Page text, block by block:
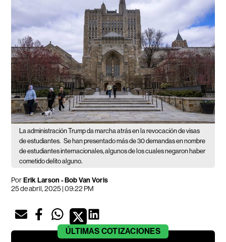
La administración Trump da marcha atrás en la revocación de visas
de estudiantes. Se han presentado más de 30 demandas en nombre
de estudiantes internacionales, algunos de los cuales negaron haber
cometido delito alguno.
PorErik Larson - Bob Van Voris
25 de abril, 2025 | 09:22 PM
ÚLTIMAS COTIZACIONES